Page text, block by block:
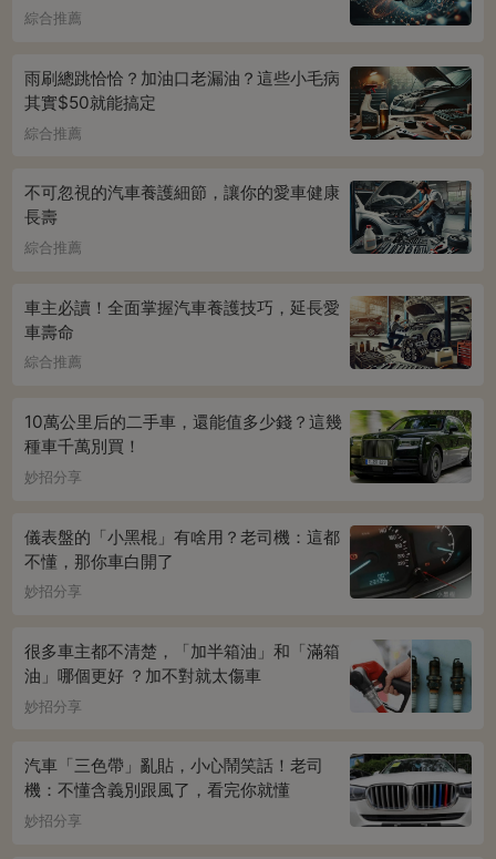
綜合推薦
雨刷總跳恰恰？加油口老漏油？這些小毛病
其實$50就能搞定
綜合推薦
不可忽視的汽車養護細節，讓你的愛車健康
長壽
綜合推薦
車主必讀！全面掌握汽車養護技巧，延長愛
車壽命
綜合推薦
10萬公里后的二手車，還能值多少錢？這幾
種車千萬別買！
妙招分享
儀表盤的「小黑棍」有啥用？老司機：這都
不懂，那你車白開了
妙招分享
很多車主都不清楚，「加半箱油」和「滿箱
油」哪個更好 ？加不對就太傷車
妙招分享
汽車「三色帶」亂貼，小心鬧笑話！老司
機：不懂含義別跟風了，看完你就懂
妙招分享